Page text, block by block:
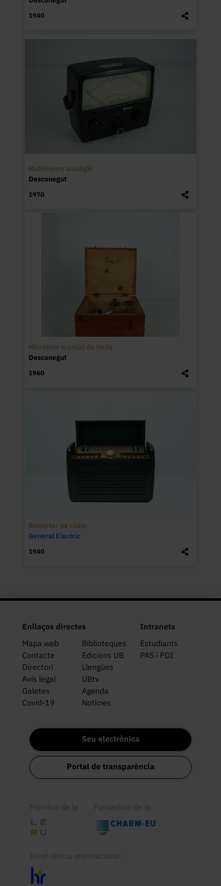
1940
Multímetre analògic
Desconegut
1970
Micròtom manual de taula
Desconegut
1960
Receptor de ràdio
General Electric
1940
Enllaços directes
Mapa web
Biblioteques
Contacte
Edicions UB
Directori
Llengües
Avís legal
UBtv
Galetes
Agenda
Covid-19
Notícies
Intranets
Estudiants
PAS i PDI
Seu electrònica
Portal de transparència
Membre de la Fundadora de la
Excel·lència internacional